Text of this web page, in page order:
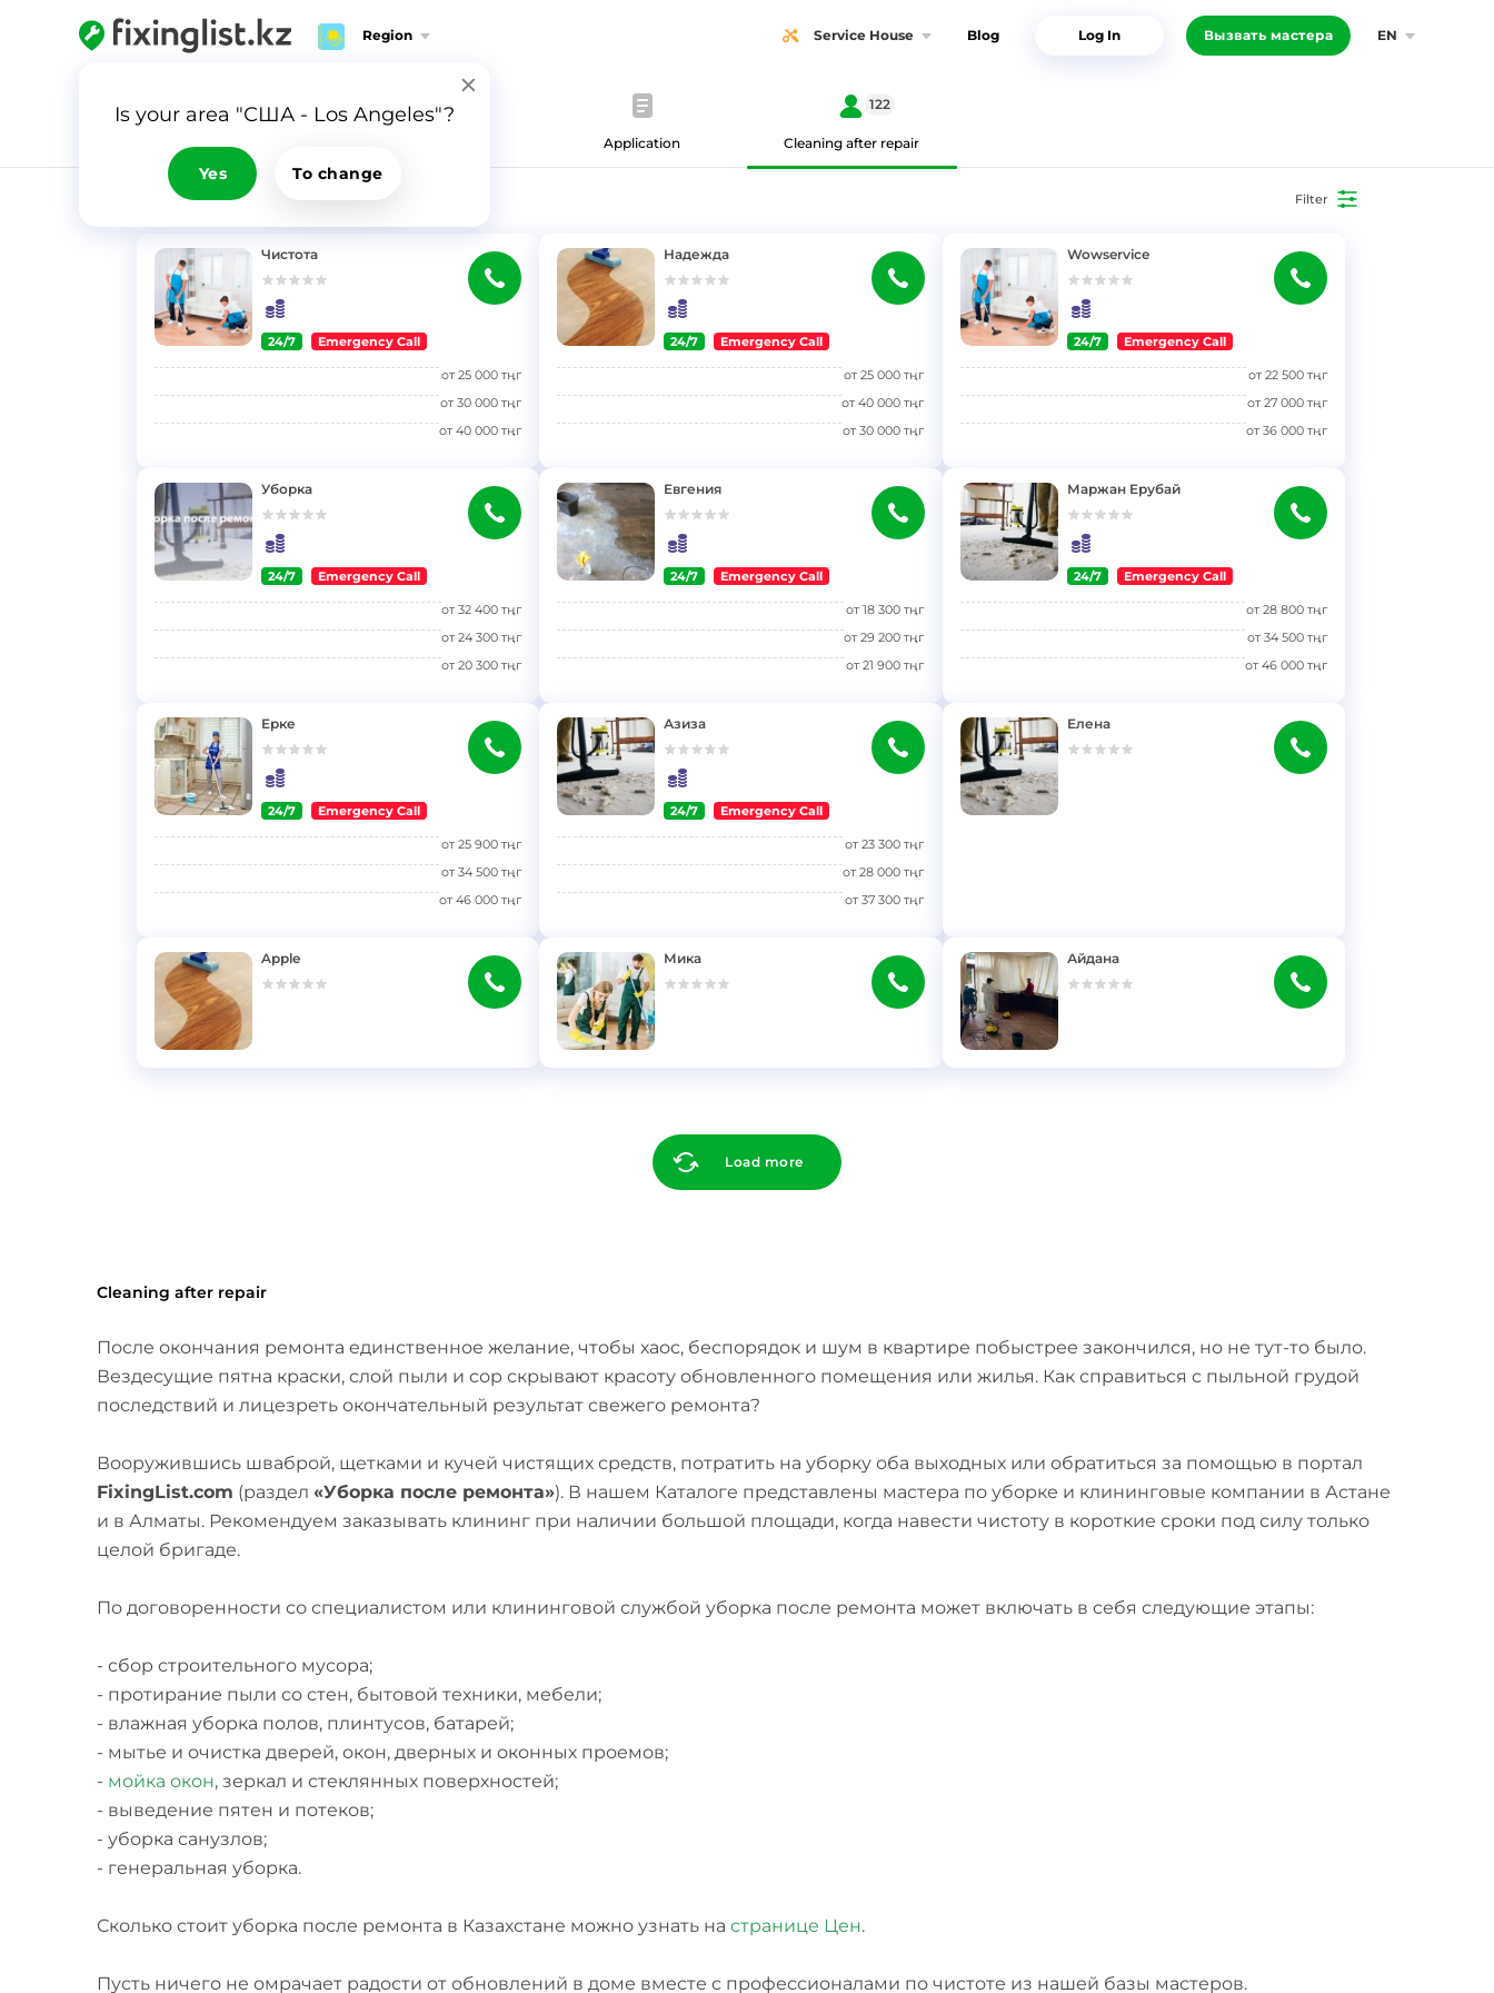
Region Service House Blog Log In Вызвать мастера EN
Is your area "США - Los Angeles"?
Yes To change
Application Cleaning after repair
122
RESULTS Filter
Чистота
24/7 Emergency Call
от25 000 тңг
от30 000 тңг
от40 000 тңг
Надежда
24/7 Emergency Call
от25 000 тңг
от40 000 тңг
от30 000 тңг
Wowservice
24/7 Emergency Call
от22 500 тңг
от27 000 тңг
от36 000 тңг
Уборка
24/7 Emergency Call
от32 400 тңг
от24 300 тңг
от20 300 тңг
Евгения
24/7 Emergency Call
от18 300 тңг
от29 200 тңг
от21 900 тңг
Маржан Ерубай
24/7 Emergency Call
от28 800 тңг
от34 500 тңг
от46 000 тңг
Ерке
24/7 Emergency Call
от25 900 тңг
от34 500 тңг
от46 000 тңг
Азиза
24/7 Emergency Call
от23 300 тңг
от28 000 тңг
от37 300 тңг
Елена
Apple Мика Айдана
Load more
Cleaning after repair
После окончания ремонта единственное желание, чтобы хаос, беспорядок и шум в квартире побыстрее закончился, но не тут-то было.
Вездесущие пятна краски, слой пыли и сор скрывают красоту обновленного помещения или жилья. Как справиться с пыльной грудой
последствий и лицезреть окончательный результат свежего ремонта?
Вооружившись шваброй, щетками и кучей чистящих средств, потратить на уборку оба выходных или обратиться за помощью в портал
FixingList.com (раздел «Уборка после ремонта»). В нашем Каталоге представлены мастера по уборке и клининговые компании в Астане
и в Алматы. Рекомендуем заказывать клининг при наличии большой площади, когда навести чистоту в короткие сроки под силу только
целой бригаде.
По договоренности со специалистом или клининговой службой уборка после ремонта может включать в себя следующие этапы:
- сбор строительного мусора;
- протирание пыли со стен, бытовой техники, мебели;
- влажная уборка полов, плинтусов, батарей;
- мытье и очистка дверей, окон, дверных и оконных проемов;
- мойка окон, зеркал и стеклянных поверхностей;
- выведение пятен и потеков;
- уборка санузлов;
- генеральная уборка.
Сколько стоит уборка после ремонта в Казахстане можно узнать на странице Цен.
Пусть ничего не омрачает радости от обновлений в доме вместе с профессионалами по чистоте из нашей базы мастеров.